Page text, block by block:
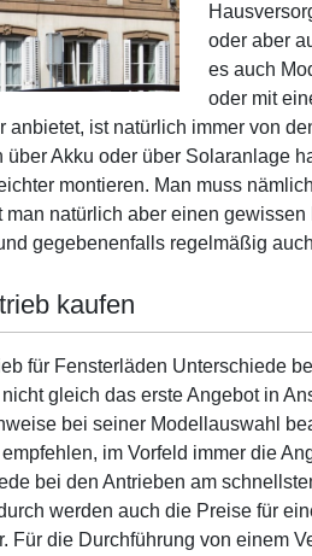
oder aber
es auch
oder mit
anbietet, ist natürlich immer von
über Akku oder über Solaranlage
montieren. Man muss
man natürlich aber einen
gegebenenfalls regelmäßig
kaufen
für Fensterläden Unterschiede
gleich das erste Angebot in
bei seiner Modellauswahl
im Vorfeld immer die
bei den Antrieben am
werden auch die Preise für
Für die Durchführung von einem